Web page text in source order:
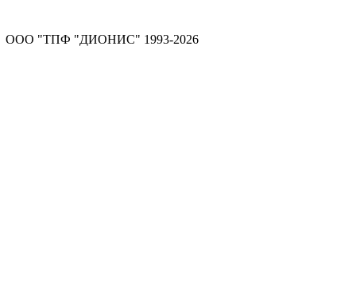
ООО "ТПФ "ДИОНИС" 1993-2026